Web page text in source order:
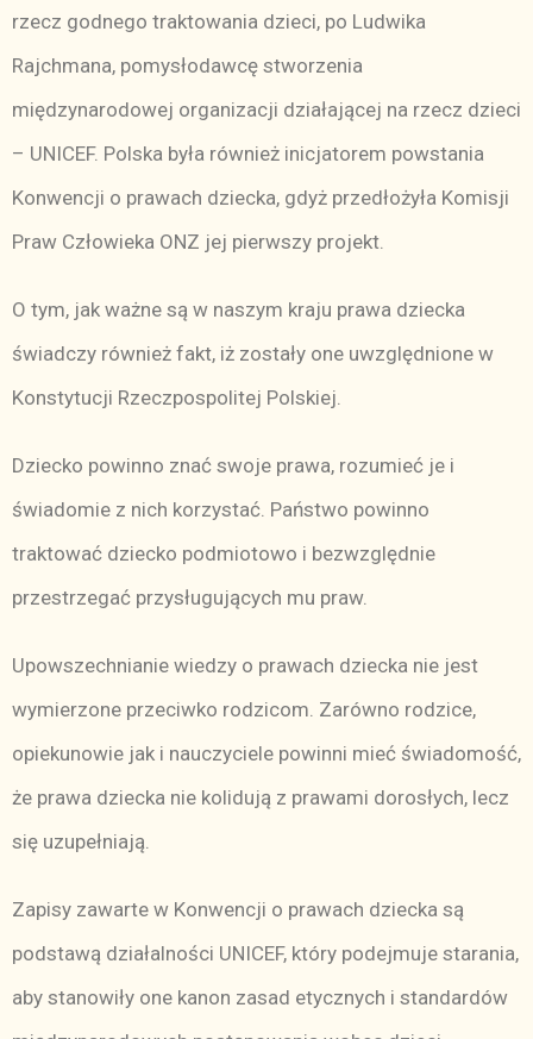
rzecz godnego traktowania dzieci, po Ludwika
Rajchmana, pomysłodawcę stworzenia
międzynarodowej organizacji działającej na rzecz dzieci
– UNICEF. Polska była również inicjatorem powstania
Konwencji o prawach dziecka, gdyż przedłożyła Komisji
Praw Człowieka ONZ jej pierwszy projekt.
O tym, jak ważne są w naszym kraju prawa dziecka
świadczy również fakt, iż zostały one uwzględnione w
Konstytucji Rzeczpospolitej Polskiej.
Dziecko powinno znać swoje prawa, rozumieć je i
świadomie z nich korzystać. Państwo powinno
traktować dziecko podmiotowo i bezwzględnie
przestrzegać przysługujących mu praw.
Upowszechnianie wiedzy o prawach dziecka nie jest
wymierzone przeciwko rodzicom. Zarówno rodzice,
opiekunowie jak i nauczyciele powinni mieć świadomość,
że prawa dziecka nie kolidują z prawami dorosłych, lecz
się uzupełniają.
Zapisy zawarte w Konwencji o prawach dziecka są
podstawą działalności UNICEF, który podejmuje starania,
aby stanowiły one kanon zasad etycznych i standardów